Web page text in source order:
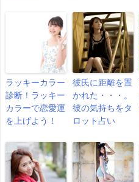
ラッキーカラー
診断！ラッキー
カラーで恋愛運
を上げよう！
彼氏に距離を置
かれた・・・。
彼の気持ちをタ
ロット占い